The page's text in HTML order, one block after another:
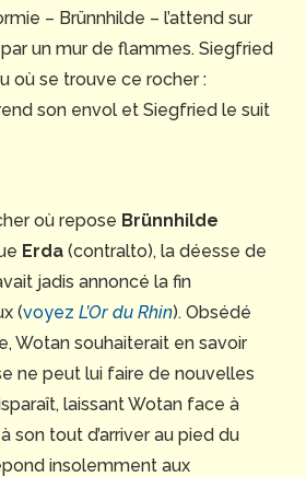
– Brünnhilde – l’attend sur
un mur de flammes. Siegfried
où se trouve ce rocher :
son envol et Siegfried le suit
où repose Brünnhilde
Erda (contralto), la déesse de
jadis annoncé la fin
(voyez L’Or du Rhin). Obsédé
Wotan souhaiterait en savoir
ne peut lui faire de nouvelles
laissant Wotan face à
son tout d’arriver au pied du
insolemment aux